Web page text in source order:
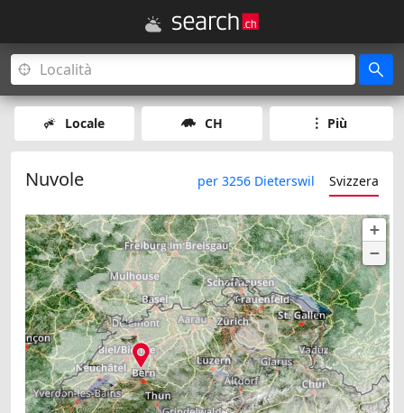
Locale CH Più
Nuvole per 3256 Dieterswil Svizzera
+
−